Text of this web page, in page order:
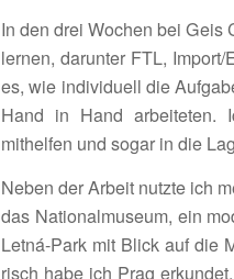
In den drei Wochen bei
lernen, darunter FTL,
es, wie indi­vi­duell die
Hand in Hand arbei­teten.
mithelfen und sogar in die
Neben der Arbeit nutzte ich
das Natio­nal­mu­seum, ein
Letná-Park mit Blick auf die
risch habe ich Prag